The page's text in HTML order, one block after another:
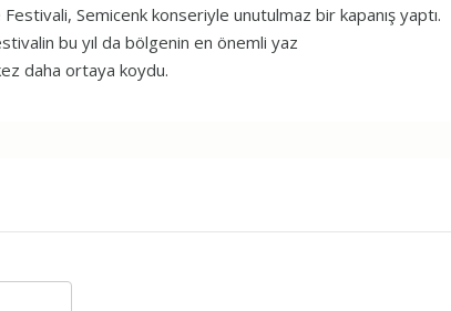
Semicenk konseriyle unutulmaz bir kapanış yaptı.
bu yıl da bölgenin en önemli yaz
daha ortaya koydu.